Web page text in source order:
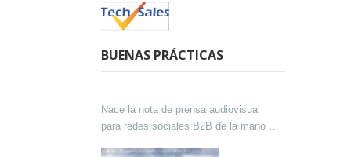
BUENAS PRÁCTICAS
Nace la nota de prensa audiovisual
para redes sociales B2B de la mano de